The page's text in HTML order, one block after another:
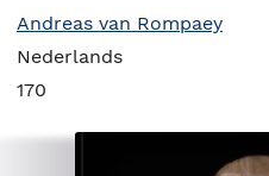
Andreas van Rompaey
Nederlands
170